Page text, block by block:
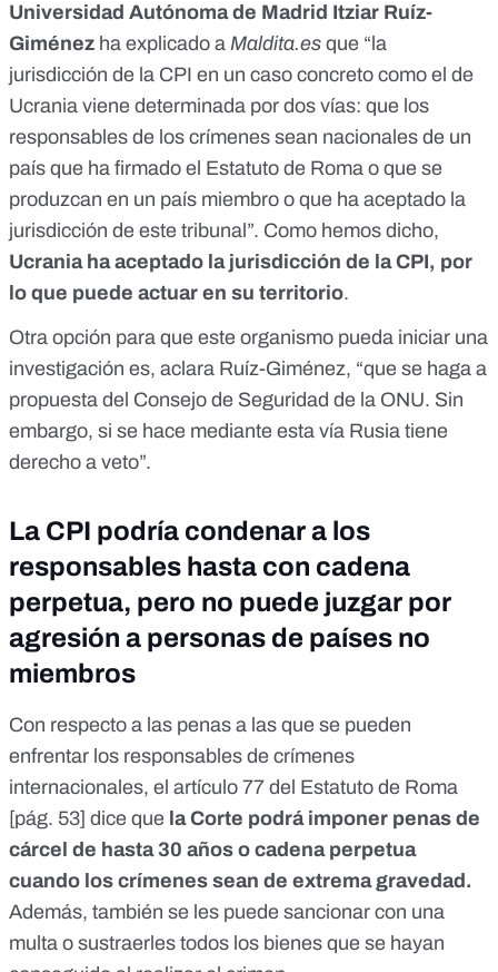
Universidad Autónoma de Madrid Itziar Ruíz-
Giménez ha explicado a Maldita.es que “la
jurisdicción de la CPI en un caso concreto como el de
Ucrania viene determinada por dos vías: que los
responsables de los crímenes sean nacionales de un
país que ha firmado el Estatuto de Roma o que se
produzcan en un país miembro o que ha aceptado la
jurisdicción de este tribunal”. Como hemos dicho,
Ucrania ha aceptado la jurisdicción de la CPI, por
lo que puede actuar en su territorio.
Otra opción para que este organismo pueda iniciar una
investigación es, aclara Ruíz-Giménez, “que se haga a
propuesta del Consejo de Seguridad de la ONU. Sin
embargo, si se hace mediante esta vía Rusia tiene
derecho a veto”.
La CPI podría condenar a los
responsables hasta con cadena
perpetua, pero no puede juzgar por
agresión a personas de países no
miembros
Con respecto a las penas a las que se pueden
enfrentar los responsables de crímenes
internacionales, el artículo 77 del Estatuto de Roma
[pág. 53] dice que la Corte podrá imponer penas de
cárcel de hasta 30 años o cadena perpetua
cuando los crímenes sean de extrema gravedad.
Además, también se les puede sancionar con una
multa o sustraerles todos los bienes que se hayan